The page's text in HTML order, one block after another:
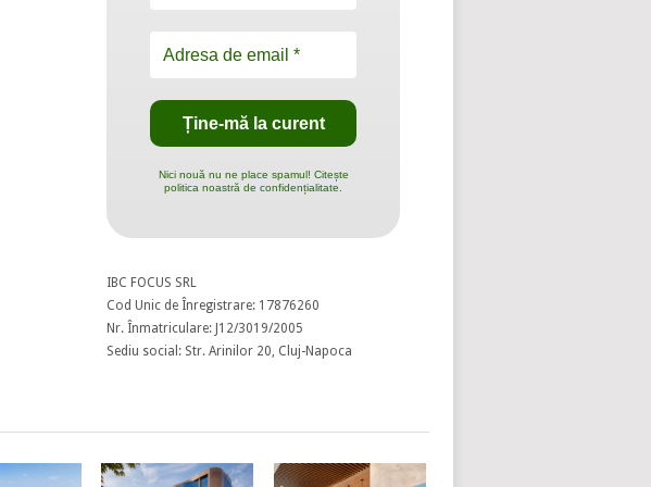
Nici nouă nu ne place spamul! Citește
politica noastră de confidențialitate.
IBC FOCUS SRL
Cod Unic de Înregistrare: 17876260
Nr. Înmatriculare: J12/3019/2005
Sediu social: Str. Arinilor 20, Cluj-Napoca